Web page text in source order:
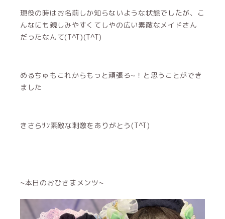
現役の時はお名前しか知らないような状態でしたが、こ
んなにも親しみやすくてしやの広い素敵なメイドさん
だったなんて(T^T)(T^T)
めるちゅもこれからもっと頑張ろ~！と思うことができ
ました
きさらｻﾝ素敵な刺激をありがとう(T^T)
~本日のおひさまメンツ~